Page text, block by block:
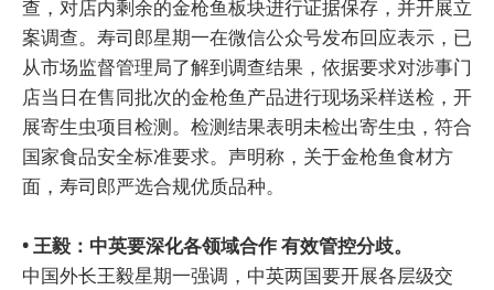
查，对店内剩余的金枪鱼板块进行证据保存，并开展立
案调查。寿司郎星期一在微信公众号发布回应表示，已
从市场监督管理局了解到调查结果，依据要求对涉事门
店当日在售同批次的金枪鱼产品进行现场采样送检，开
展寄生虫项目检测。检测结果表明未检出寄生虫，符合
国家食品安全标准要求。声明称，关于金枪鱼食材方
面，寿司郎严选合规优质品种。
• 王毅：中英要深化各领域合作 有效管控分歧。
中国外长王毅星期一强调，中英两国要开展各层级交